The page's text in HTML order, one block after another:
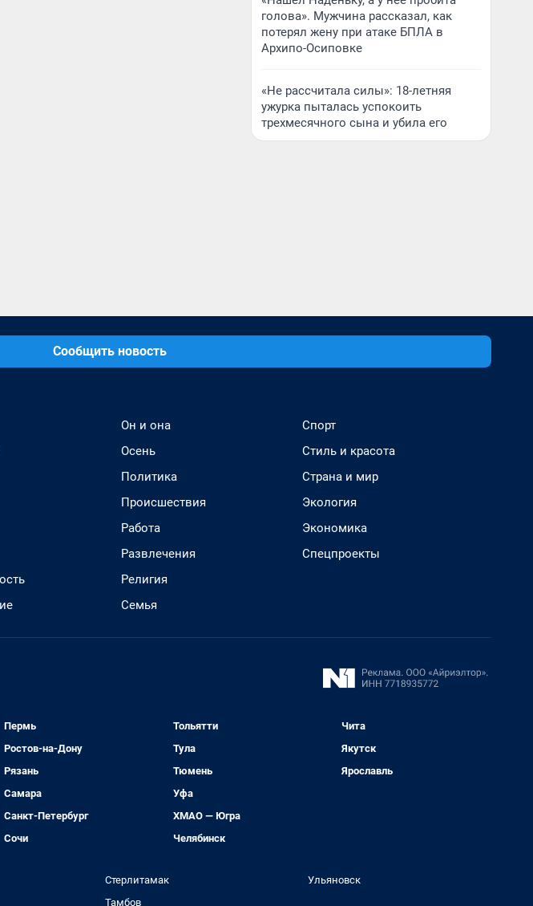
голова». Мужчина рассказал, как
потерял жену при атаке БПЛА в
Архипо-Осиповке
«Не рассчитала силы»: 18-летняя
ужурка пыталась успокоить
трехмесячного сына и убила его
Сообщить новость
Он и она
Осень
Политика
Происшествия
Работа
Развлечения
Религия
Семья
Спорт
Стиль и красота
Страна и мир
Экология
Экономика
Спецпроекты
Пермь
Ростов-на-Дону
Рязань
Самара
Санкт-Петербург
Сочи
Тольятти
Тула
Тюмень
Уфа
ХМАО — Югра
Челябинск
Чита
Якутск
Ярославль
Стерлитамак
Тамбов
Ульяновск